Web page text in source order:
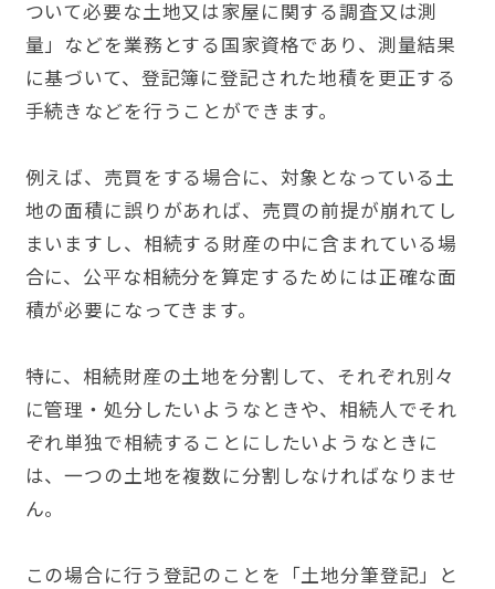
ついて必要な土地又は家屋に関する調査又は測
量」などを業務とする国家資格であり、測量結果
に基づいて、登記簿に登記された地積を更正する
手続きなどを行うことができます。
例えば、売買をする場合に、対象となっている土
地の面積に誤りがあれば、売買の前提が崩れてし
まいますし、相続する財産の中に含まれている場
合に、公平な相続分を算定するためには正確な面
積が必要になってきます。
特に、相続財産の土地を分割して、それぞれ別々
に管理・処分したいようなときや、相続人でそれ
ぞれ単独で相続することにしたいようなときに
は、一つの土地を複数に分割しなければなりませ
ん。
この場合に行う登記のことを「土地分筆登記」と